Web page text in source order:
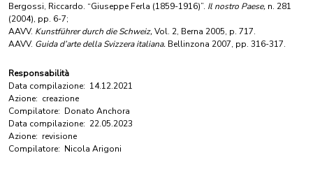
Bergossi, Riccardo. “Giuseppe Ferla (1859-1916)”. Il nostro Paese, n. 281
(2004), pp. 6-7;
AAVV. Kunstführer durch die Schweiz,Vol. 2, Berna 2005, p. 717.
AAVV. Guida d’arte della Svizzera italiana. Bellinzona 2007, pp. 316-317.
Responsabilità
Data compilazione: 14.12.2021
Azione: creazione
Compilatore: Donato Anchora
Data compilazione: 22.05.2023
Azione: revisione
Compilatore: Nicola Arigoni